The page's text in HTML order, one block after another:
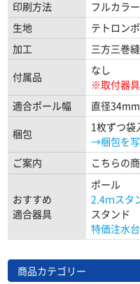
印刷方法
フルカラ
生地
テトロン
加工
三方三巻
付属品
なし
※取付器具
適合ポール幅
直径
梱包
1枚ずつ袋
→梱包を
ご案内
こちらの
おすすめ
適合器具
ポール
2.4ｍスタ
スタンド
特価注水
商品カテゴリー